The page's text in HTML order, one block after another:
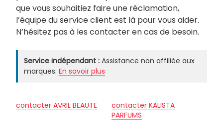
que vous souhaitiez faire une réclamation,
l’équipe du service client est là pour vous aider.
N’hésitez pas à les contacter en cas de besoin.
Service indépendant : Assistance non affiliée aux
marques. En savoir plus
contacter AVRIL BEAUTE
contacter KALISTA
PARFUMS